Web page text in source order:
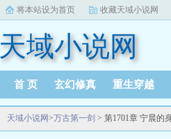
将本站设为首页 收藏天域小说网
天域小说网
首 页 玄幻修真 重生穿越
天域小说网>万古第一剑 > 第1701章 宁晨的